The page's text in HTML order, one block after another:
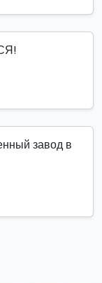
завод в